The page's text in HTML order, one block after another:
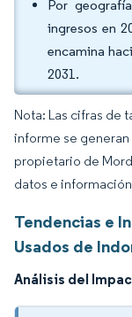
Por
ingresos en
encamina
2031.
Nota: Las cifras de
informe se
propietario de
datos e
Tendencias e
Usados de
Análisis del